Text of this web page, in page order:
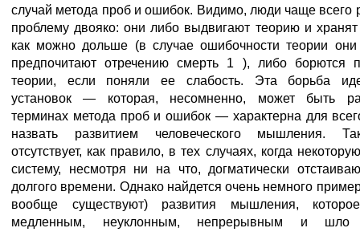
случай метода проб и ошибок. Видимо, люди чаще всего
проблему двояко: они либо выдвигают теорию и хранят
как можно дольше (в случае ошибочности теории
предпочитают отречению смерть 1 ), либо борются
теории, если поняли ее слабость. Эта борьба
установок — которая, несомненно, может быть
терминах метода проб и ошибок — характерна для
назвать развитием человеческого мышления.
отсутствует, как правило, в тех случаях, когда
систему, несмотря ни на что, догматически
долгого времени. Однако найдется очень немного
вообще существуют) развития мышления,
медленным, неуклонным, непрерывным и